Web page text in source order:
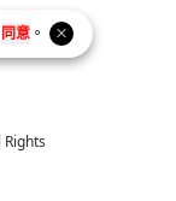
同意 。
司
page
page